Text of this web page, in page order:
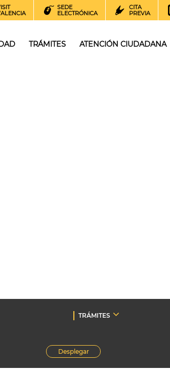
SEDE
ELECTRÓNICA
CITA
PREVIA
TRÁMITES ATENCIÓN CIUDADANA
TRÁMITES
Desplegar